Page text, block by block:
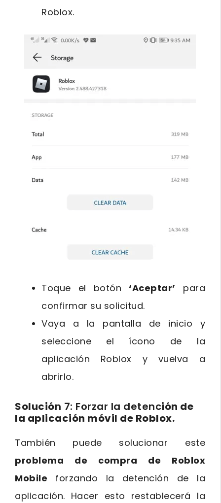
Roblox.
Toque el botón‘Aceptar’ para
confirmar su solicitud.
Vaya a la pantalla de inicio y
seleccione el ícono de la
aplicación Roblox y vuelva a
abrirlo.
Solución 7: Forzar la detención de
la aplicación móvil de Roblox.
También puede solucionar este
problema de compra de Roblox
Mobile forzando la detención de la
aplicación. Hacer esto restablecerá la